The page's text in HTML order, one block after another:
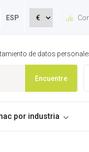
ESP
de datos
Encuentre
por industria